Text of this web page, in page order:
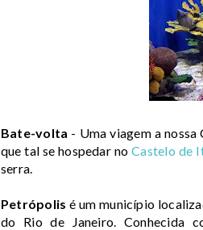
Bate-volta - Uma viagem a
que tal se hospedar no Castelo de
serra.
Petrópolis é um município
do Rio de Janeiro. Conhecida